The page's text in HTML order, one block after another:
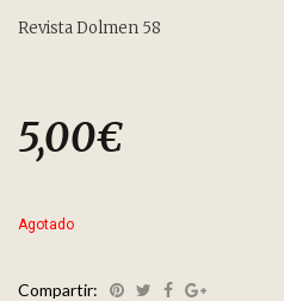
Revista Dolmen 58
5,00€
Agotado
Compartir: